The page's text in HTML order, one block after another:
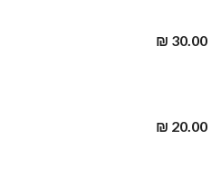
₪ 30.00
₪ 20.00